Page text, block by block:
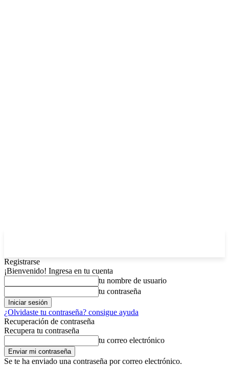
Registrarse
¡Bienvenido! Ingresa en tu cuenta
tu nombre de usuario
tu contraseña
¿Olvidaste tu contraseña? consigue ayuda
Recuperación de contraseña
Recupera tu contraseña
tu correo electrónico
Se te ha enviado una contraseña por correo electrónico.